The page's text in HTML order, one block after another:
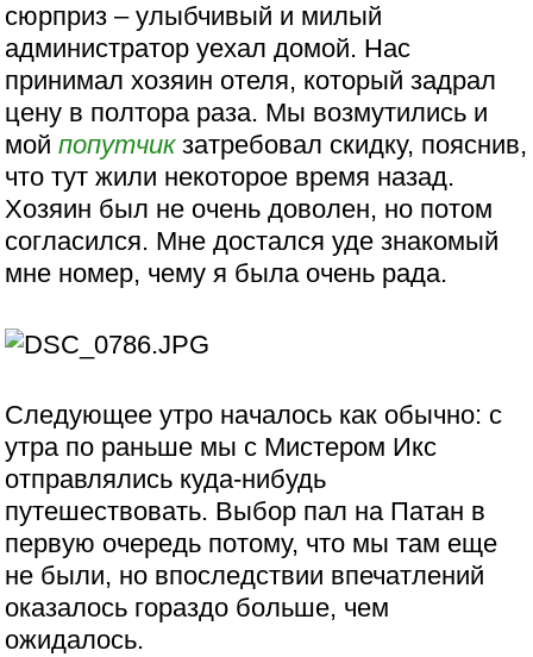
сюрприз – улыбчивый и милый
администратор уехал домой. Нас
принимал хозяин отеля, который задрал
цену в полтора раза. Мы возмутились и
мойпопутчикзатребовал скидку, пояснив,
что тут жили некоторое время назад.
Хозяин был не очень доволен, но потом
согласился. Мне достался уде знакомый
мне номер, чему я была очень рада.
Следующее утро началось как обычно: с
утра по раньше мы с Мистером Икс
отправлялись куда-нибудь
путешествовать. Выбор пал на Патан в
первую очередь потому, что мы там еще
не были, но впоследствии впечатлений
оказалось гораздо больше, чем
ожидалось.